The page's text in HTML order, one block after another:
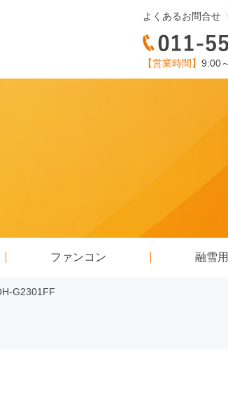
よくあるお問合せ
【営業時間】 9:00
ファンコン 融雪
G2301FF